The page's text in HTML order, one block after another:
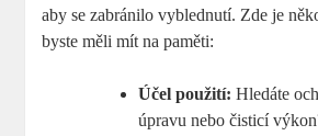
aby se ​zabránilo‍ vyblednutí. Zde je
byste​ měli ⁢mít na paměti:
Účel použití: Hledáte
úpravu nebo čisticí